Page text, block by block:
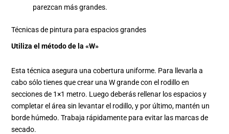
parezcan más grandes.
Técnicas de pintura para espacios grandes
Utiliza el método de la «W»
Esta técnica asegura una cobertura uniforme. Para llevarla a
cabo sólo tienes que crear una W grande con el rodillo en
secciones de 1×1 metro. Luego deberás rellenar los espacios y
completar el área sin levantar el rodillo, y por último, mantén un
borde húmedo. Trabaja rápidamente para evitar las marcas de
secado.